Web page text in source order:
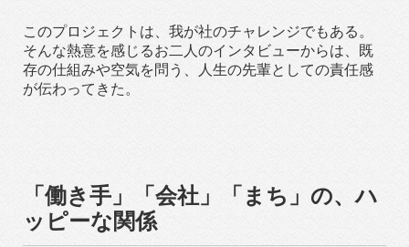
このプロジェクトは、我が社のチャレンジでもある。
そんな熱意を感じるお二人のインタビューからは、既
存の仕組みや空気を問う、人生の先輩としての責任感
が伝わってきた。
「働き手」「会社」「まち」の、ハ
ッピーな関係